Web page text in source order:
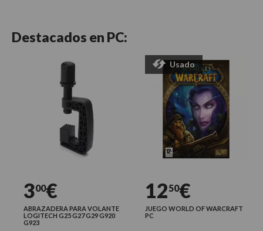
Destacados en PC:
300€
ABRAZADERA PARA VOLANTE
LOGITECH G25 G27 G29 G920
G923
Usado
1250€
JUEGO WORLD OF WARCRAFT
PC